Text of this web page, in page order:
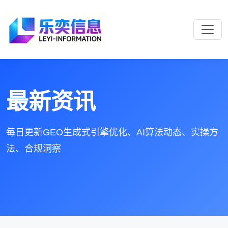
最新资讯
每日更新GEO生成式引擎优化、AI算法动态、实操方
法、合规洞察